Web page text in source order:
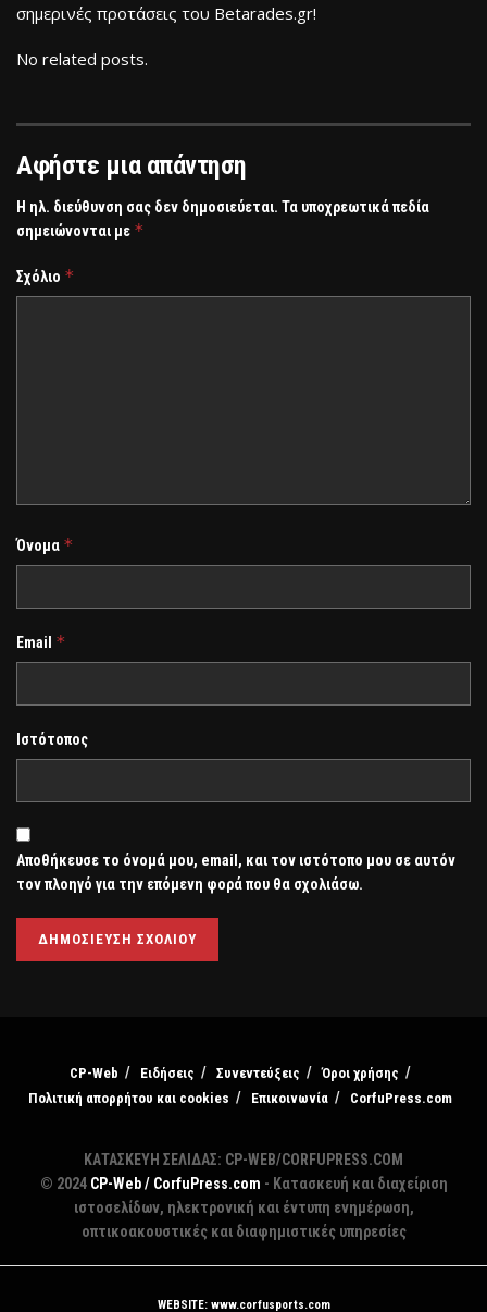
σημερινές προτάσεις του Betarades.gr!
No related posts.
Αφήστε μια απάντηση
Η ηλ. διεύθυνση σας δεν δημοσιεύεται. Τα υποχρεωτικά πεδία
σημειώνονται με *
Σχόλιο *
Όνομα *
Email *
Ιστότοπος
Αποθήκευσε το όνομά μου, email, και τον ιστότοπο μου σε αυτόν
τον πλοηγό για την επόμενη φορά που θα σχολιάσω.
CP-Web Ειδήσεις Συνεντεύξεις
Όροι χρήσης
Πολιτική απορρήτου και cookies
Επικοινωνία CorfuPress.com
ΚΑΤΑΣΚΕΥΗ ΣΕΛΙΔΑΣ: CP-WEB/CORFUPRESS.COM
© 2024 CP-Web / CorfuPress.com - Κατασκευή και διαχείριση
ιστοσελίδων, ηλεκτρονική και έντυπη ενημέρωση,
οπτικοακουστικές και διαφημιστικές υπηρεσίες
WEBSITE: www.corfusports.com